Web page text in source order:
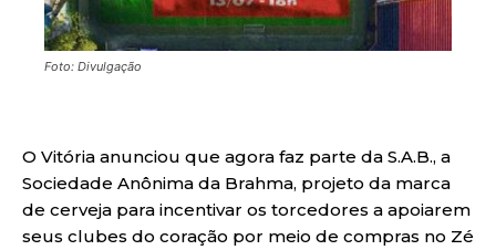
Foto: Divulgação
O Vitória anunciou que agora faz parte da S.A.B., a
Sociedade Anônima da Brahma, projeto da marca
de cerveja para incentivar os torcedores a apoiarem
seus clubes do coração por meio de compras no Zé